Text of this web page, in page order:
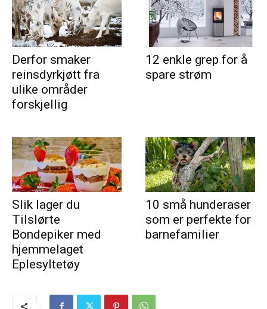
Derfor smaker
reinsdyrkjøtt fra
ulike områder
forskjellig
12 enkle grep for å
spare strøm
Slik lager du
Tilslørte
Bondepiker med
hjemmelaget
Eplesyltetøy
10 små hunderaser
som er perfekte for
barnefamilier